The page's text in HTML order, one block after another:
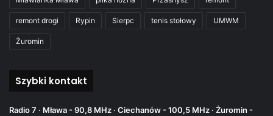
remont drogi Rypin Sierpc tenis stołowy UMWM
Żuromin
Szybki kontakt
Radio 7 · Mława - 90,8 MHz · Ciechanów - 100,5 MHz · Żuromin -